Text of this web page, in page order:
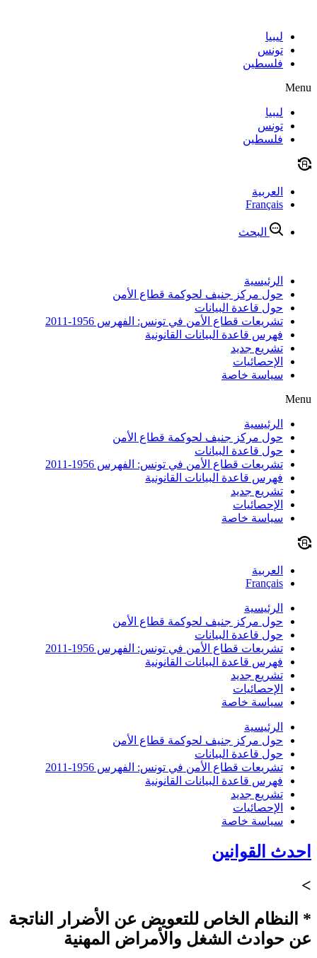
contentليبيا
تونس
فلسطين
Menu
ليبيا
تونس
فلسطين
العربية
Français
البحث
الرئيسية
حول مركز جنيف لحوكمة قطاع الأمن
حول قاعدة البيانات
تشريعات قطاع الأمن في تونس: الفهرس 1956-2011
فهرس قاعدة البيانات القانونية
تشريع جديد
الإحصائيات
سياسة خاصة
Menu
الرئيسية
حول مركز جنيف لحوكمة قطاع الأمن
حول قاعدة البيانات
تشريعات قطاع الأمن في تونس: الفهرس 1956-2011
فهرس قاعدة البيانات القانونية
تشريع جديد
الإحصائيات
سياسة خاصة
العربية
Français
الرئيسية
حول مركز جنيف لحوكمة قطاع الأمن
حول قاعدة البيانات
تشريعات قطاع الأمن في تونس: الفهرس 1956-2011
فهرس قاعدة البيانات القانونية
تشريع جديد
الإحصائيات
سياسة خاصة
الرئيسية
حول مركز جنيف لحوكمة قطاع الأمن
حول قاعدة البيانات
تشريعات قطاع الأمن في تونس: الفهرس 1956-2011
فهرس قاعدة البيانات القانونية
تشريع جديد
الإحصائيات
سياسة خاصة
احدث القوانين
>
* النظام الخاص للتعويض عن الأضرار الناتجة
عن حوادث الشغل والأمراض المهنية